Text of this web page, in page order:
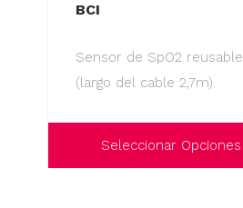
BCI
Sensor de SpO2 reusable
(largo del cable 2,7m).
Seleccionar Opciones